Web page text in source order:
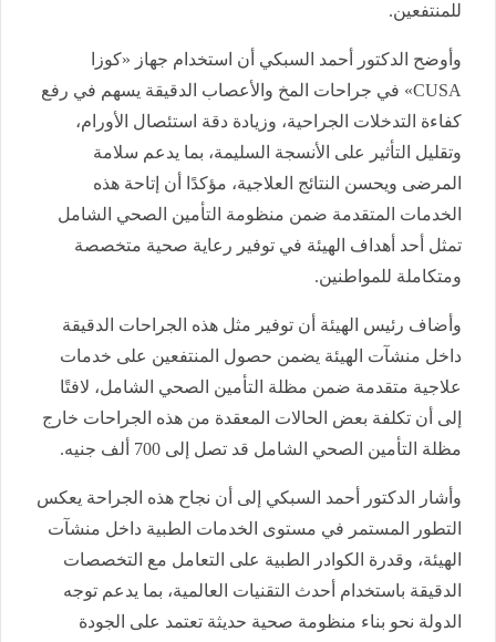
للمنتفعين.
وأوضح الدكتور أحمد السبكي أن استخدام جهاز «كوزا
CUSA» في جراحات المخ والأعصاب الدقيقة يسهم في رفع
كفاءة التدخلات الجراحية، وزيادة دقة استئصال الأورام،
وتقليل التأثير على الأنسجة السليمة، بما يدعم سلامة
المرضى ويحسن النتائج العلاجية، مؤكدًا أن إتاحة هذه
الخدمات المتقدمة ضمن منظومة التأمين الصحي الشامل
تمثل أحد أهداف الهيئة في توفير رعاية صحية متخصصة
ومتكاملة للمواطنين.
وأضاف رئيس الهيئة أن توفير مثل هذه الجراحات الدقيقة
داخل منشآت الهيئة يضمن حصول المنتفعين على خدمات
علاجية متقدمة ضمن مظلة التأمين الصحي الشامل، لافتًا
إلى أن تكلفة بعض الحالات المعقدة من هذه الجراحات خارج
مظلة التأمين الصحي الشامل قد تصل إلى 700 ألف جنيه.
وأشار الدكتور أحمد السبكي إلى أن نجاح هذه الجراحة يعكس
التطور المستمر في مستوى الخدمات الطبية داخل منشآت
الهيئة، وقدرة الكوادر الطبية على التعامل مع التخصصات
الدقيقة باستخدام أحدث التقنيات العالمية، بما يدعم توجه
الدولة نحو بناء منظومة صحية حديثة تعتمد على الجودة